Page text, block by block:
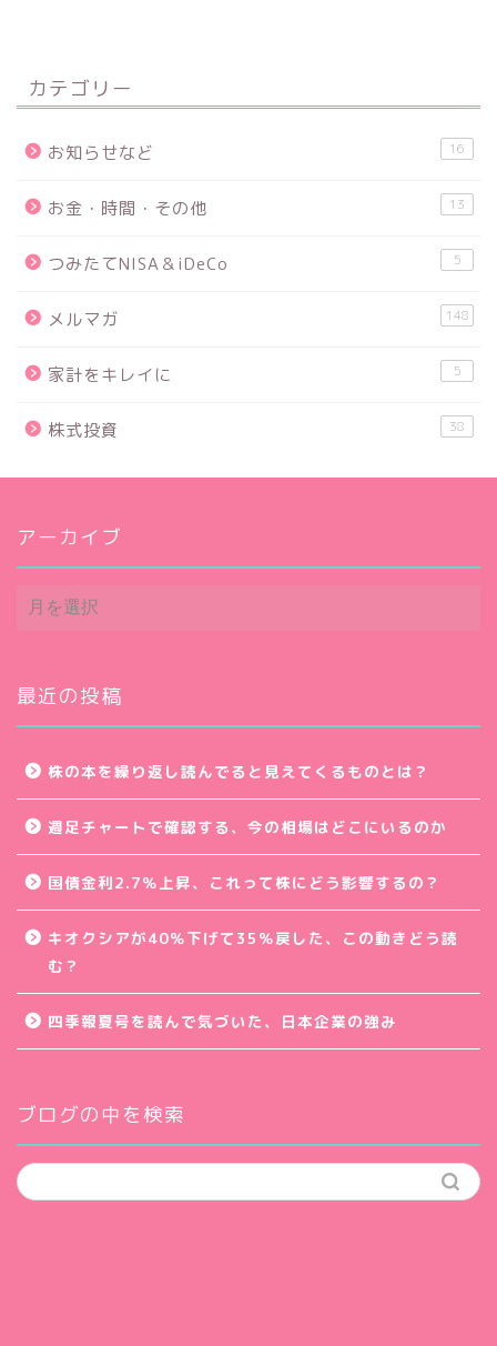
カテゴリー
お知らせなど 16
お金・時間・その他 13
つみたてNISA＆iDeCo 5
メルマガ 148
家計をキレイに 5
株式投資 38
アーカイブ
ア
ー
ブ
最近の投稿
株の本を繰り返し読んでると見えてくるものとは？
週足チャートで確認する、今の相場はどこにいるのか
国債金利2.7％上昇、これって株にどう影響するの？
キオクシアが40％下げて35％戻した、この動きどう読
む？
四季報夏号を読んで気づいた、日本企業の強み
ブログの中を検索